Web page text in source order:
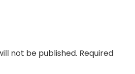
not be published. Required